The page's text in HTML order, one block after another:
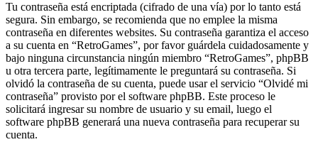
Tu contraseña está encriptada (cifrado de una vía) por lo tanto está
segura. Sin embargo, se recomienda que no emplee la misma
contraseña en diferentes websites. Su contraseña garantiza el acceso
a su cuenta en “RetroGames”, por favor guárdela cuidadosamente y
bajo ninguna circunstancia ningún miembro “RetroGames”, phpBB
u otra tercera parte, legítimamente le preguntará su contraseña. Si
olvidó la contraseña de su cuenta, puede usar el servicio “Olvidé mi
contraseña” provisto por el software phpBB. Este proceso le
solicitará ingresar su nombre de usuario y su email, luego el
software phpBB generará una nueva contraseña para recuperar su
cuenta.